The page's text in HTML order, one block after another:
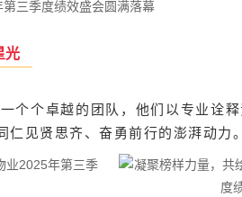
光
个卓越的团队，他们以专业诠
见贤思齐、奋勇前行的澎湃动力。